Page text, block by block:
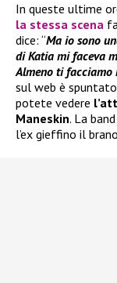
In queste ultime
la stessa scena
dice: “Ma io sono
di Katia mi faceva
Almeno ti facciamo
sul web è
potete vedere
Maneskin. La
l’ex gieffino il